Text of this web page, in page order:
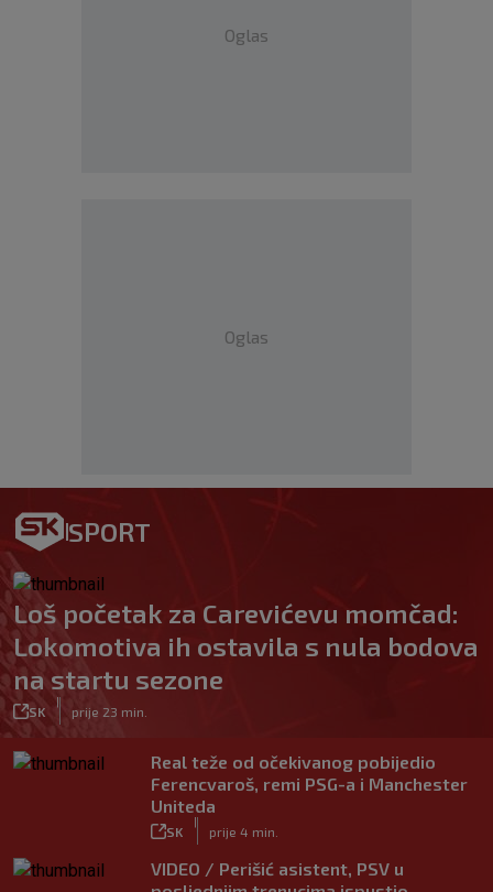
Oglas
Oglas
SPORT
Loš početak za Carevićevu momčad:
Lokomotiva ih ostavila s nula bodova
na startu sezone
SK prije 23 min.
Real teže od očekivanog pobijedio
Ferencvaroš, remi PSG-a i Manchester
Uniteda
SK prije 4 min.
VIDEO / Perišić asistent, PSV u